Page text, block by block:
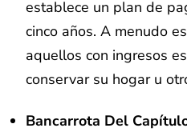
establece un plan de
cinco años. A menudo
aquellos con ingresos
conservar su hogar u
Bancarrota Del